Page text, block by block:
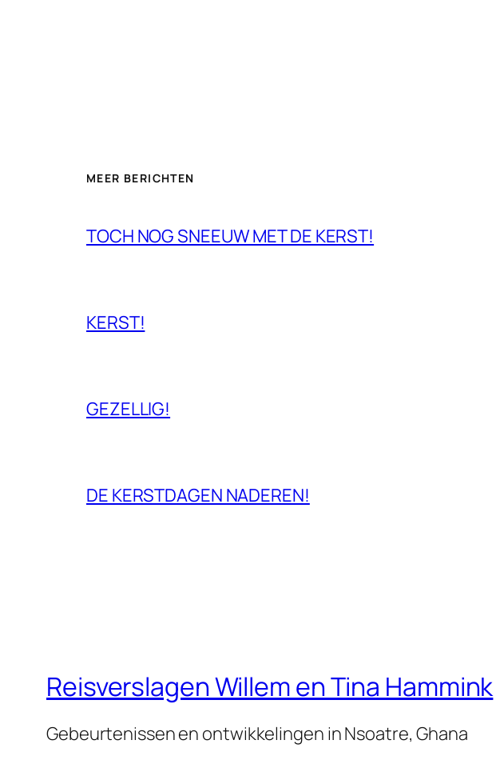
MEER BERICHTEN
TOCH NOG SNEEUW MET DE KERST!
KERST!
GEZELLIG!
DE KERSTDAGEN NADEREN!
Reisverslagen Willem en Tina Hammink
Gebeurtenissen en ontwikkelingen in Nsoatre, Ghana